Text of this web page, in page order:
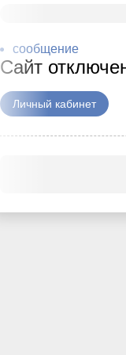
сообщение
Сайт
Личный кабинет